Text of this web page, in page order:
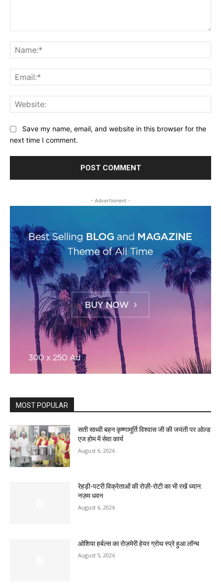
Save my name, email, and website in this browser for the
next time I comment.
- Advertisment -
MOST POPULAR
सती साध्वी बहन कृष्णामूर्ति विश्वास जी की जयंती पर ओल्ड
एज होम में सेवा कार्य
August 6, 2026
रेहड़ी-पटरी विक्रेताओं की रोज़ी-रोटी का भी रखें ध्यान:
नज़म धवन
August 6, 2026
ओशिया हर्बल्स का रोज़मेरी हेयर ग्रोथ स्प्रे हुआ लॉन्च
August 5, 2026